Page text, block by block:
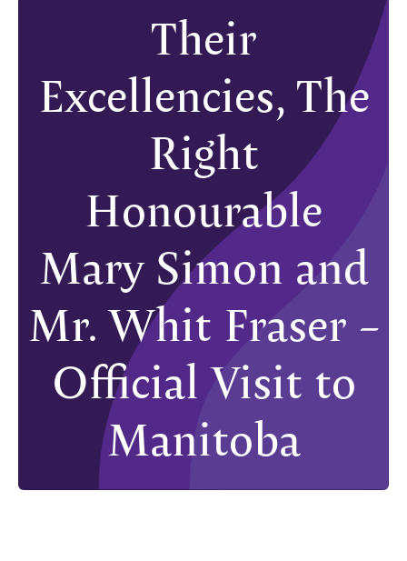
Their
Excellencies, The
Right
Honourable
Mary Simon and
Mr. Whit Fraser –
Official Visit to
Manitoba